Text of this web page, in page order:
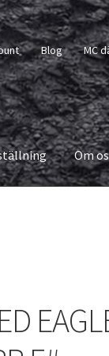
Blog MC
Om